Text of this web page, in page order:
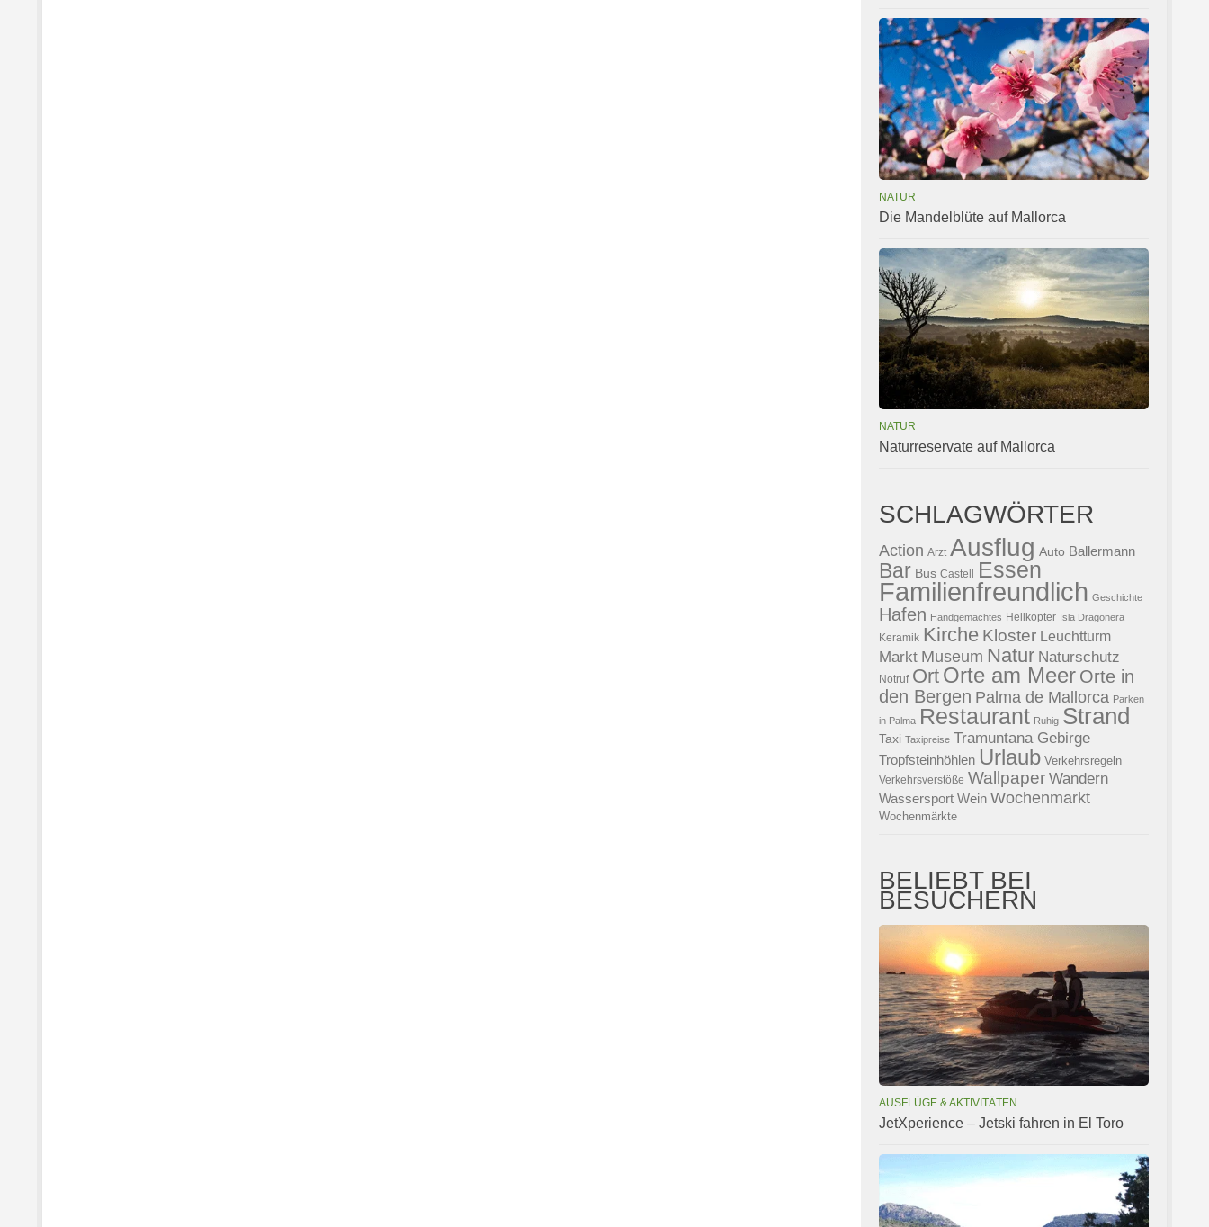
NATUR
Die Mandelblüte auf Mallorca
NATUR
Naturreservate auf Mallorca
SCHLAGWÖRTER
Action Arzt Ausflug Auto Ballermann
Bar Bus Castell Essen
Familienfreundlich Geschichte
Hafen Handgemachtes Helikopter Isla Dragonera
Keramik Kirche Kloster Leuchtturm
Markt Museum Natur Naturschutz
Notruf Ort Orte am Meer Orte in
den Bergen Palma de Mallorca Parken
in Palma Restaurant Ruhig Strand
Taxi Taxipreise Tramuntana Gebirge
Tropfsteinhöhlen Urlaub Verkehrsregeln
Verkehrsverstöße Wallpaper Wandern
Wassersport Wein Wochenmarkt
Wochenmärkte
BELIEBT BEI
BESUCHERN
AUSFLÜGE & AKTIVITÄTEN
JetXperience – Jetski fahren in El Toro